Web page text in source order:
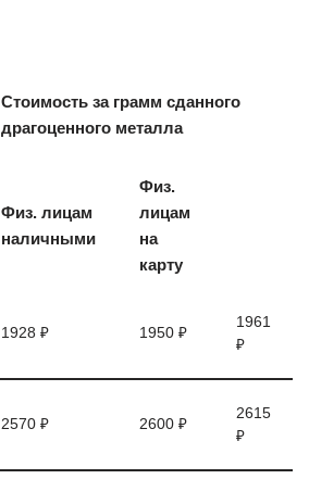
Стоимость за грамм сданного
драгоценного металла
Физ. лицам
наличными
Физ.
лицам
на
карту
1928 ₽ 1950 ₽
1961
₽
2570 ₽ 2600 ₽
2615
₽